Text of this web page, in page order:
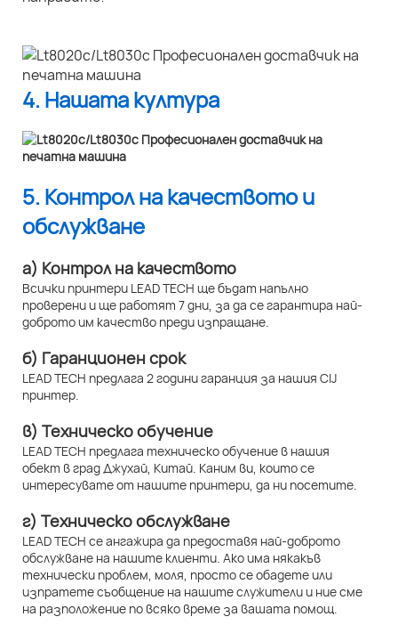
4. Нашата култура
5. Контрол на качеството и
обслужване
а) Контрол на качеството
Всички принтери LEAD TECH ще бъдат напълно
проверени и ще работят 7 дни, за да се гарантира най-
доброто им качество преди изпращане.
б) Гаранционен срок
LEAD TECH предлага 2 години гаранция за нашия CIJ
принтер.
в) Техническо обучение
LEAD TECH предлага техническо обучение в нашия
обект в град Джухай, Китай. Каним ви, които се
интересувате от нашите принтери, да ни посетите.
г) Техническо обслужване
LEAD TECH се ангажира да предоставя най-доброто
обслужване на нашите клиенти. Ако има някакъв
технически проблем, моля, просто се обадете или
изпратете съобщение на нашите служители и ние сме
на разположение по всяко време за вашата помощ.